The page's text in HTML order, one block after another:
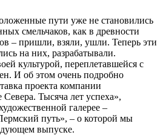
пути уже не становились
смельчаков, как в древности
– пришли, взяли, ушли. Теперь эти
на них, разрабатывали.
культурой, переплетавшейся с
И об этом очень подробно
проекта компании
Тысяча лет успеха»,
галерее –
путь», – о которой мы
выпуске.